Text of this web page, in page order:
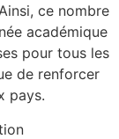
ce nombre
académique
pour tous les
de renforcer
pays.